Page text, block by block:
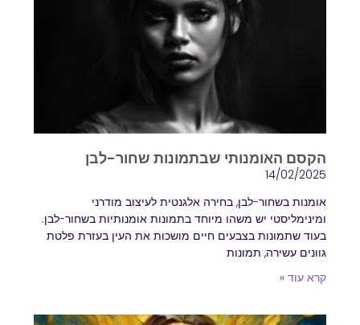
הקסם האומנותי שבתמונות שחור-לבן
14/02/2025
אומנות בשחור-לבן, בחירה אלגנטית לעיצוב מודרני
ומינימליסטי יש משהו מיוחד בתמונות אומנותיות בשחור-לבן.
בעוד שתמונות בצבעים חיים מושכות את העין בעזרת פלטת
גוונים עשירה, תמונות
קרא עוד »